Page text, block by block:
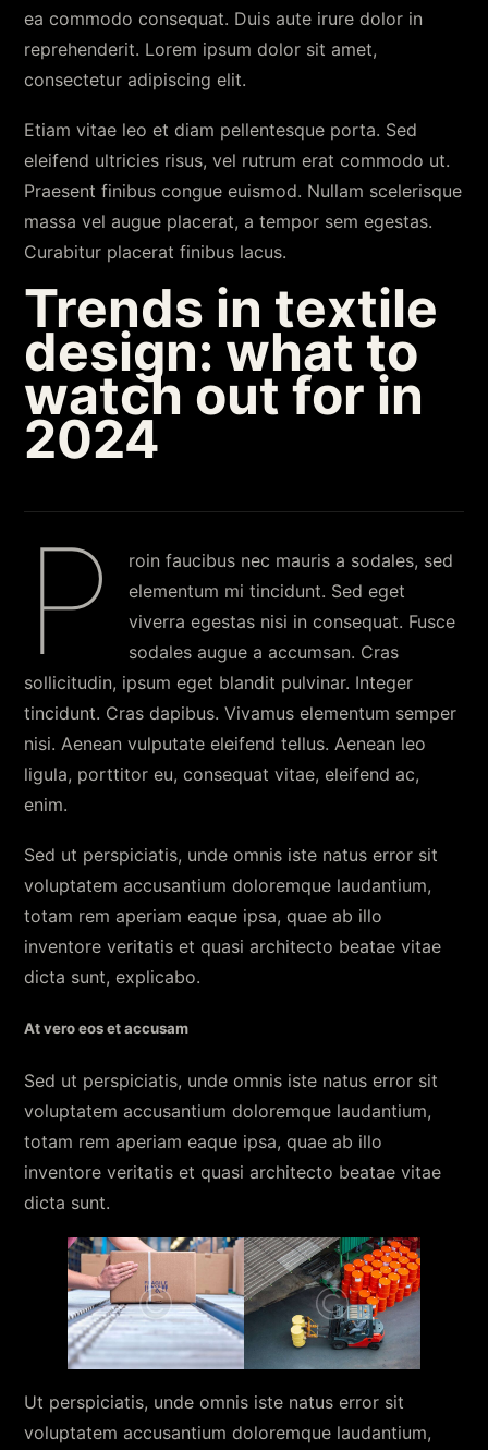
ea commodo consequat. Duis aute irure dolor in
reprehenderit. Lorem ipsum dolor sit amet,
consectetur adipiscing elit.
Etiam vitae leo et diam pellentesque porta. Sed
eleifend ultricies risus, vel rutrum erat commodo ut.
Praesent finibus congue euismod. Nullam scelerisque
massa vel augue placerat, a tempor sem egestas.
Curabitur placerat finibus lacus.
Trends in textile
design: what to
watch out for in
2024
P
roin faucibus nec mauris a sodales, sed
elementum mi tincidunt. Sed eget
viverra egestas nisi in consequat. Fusce
sodales augue a accumsan. Cras
sollicitudin, ipsum eget blandit pulvinar. Integer
tincidunt. Cras dapibus. Vivamus elementum semper
nisi. Aenean vulputate eleifend tellus. Aenean leo
ligula, porttitor eu, consequat vitae, eleifend ac,
enim.
Sed ut perspiciatis, unde omnis iste natus error sit
voluptatem accusantium doloremque laudantium,
totam rem aperiam eaque ipsa, quae ab illo
inventore veritatis et quasi architecto beatae vitae
dicta sunt, explicabo.
At vero eos et accusam
Sed ut perspiciatis, unde omnis iste natus error sit
voluptatem accusantium doloremque laudantium,
totam rem aperiam eaque ipsa, quae ab illo
inventore veritatis et quasi architecto beatae vitae
dicta sunt.
Ut perspiciatis, unde omnis iste natus error sit
voluptatem accusantium doloremque laudantium,